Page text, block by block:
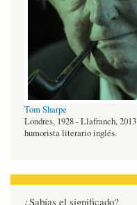
Tom Sharpe
Londres, 1928 - Llafranch, 2013
humorista literario inglés.
¿Sabías el significado?